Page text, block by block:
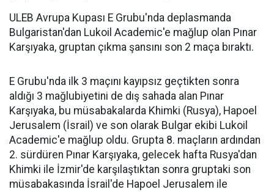
ULEB Avrupa Kupası E Grubu'nda deplasmanda
Bulgaristan'dan Lukoil Academic'e mağlup olan Pınar
Karşıyaka, gruptan çıkma şansını son 2 maça bıraktı.
E Grubu'nda ilk 3 maçını kayıpsız geçtikten sonra
aldığı 3 mağlubiyetini de dış sahada alan Pınar
Karşıyaka, bu müsabakalarda Khimki (Rusya), Hapoel
Jerusalem (İsrail) ve son olarak Bulgar ekibi Lukoil
Academic'e mağlup oldu. Grupta 8. maçların ardından
2. sürdüren Pınar Karşıyaka, gelecek hafta Rusya'dan
Khimki ile İzmir'de karşılaştıktan sonra gruptaki son
müsabakasında İsrail'de Hapoel Jerusalem ile